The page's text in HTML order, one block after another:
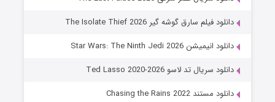
قسمت۱۴ (زیرنویس) منتشر شد
دانلود فیلم سارق گوشه گیر The Isolate Thief 2026
دانلود انیمیشن Star Wars: The Ninth Jedi 2026
دانلود سریال تد لاسو Ted Lasso 2020-2026
دانلود مستند Chasing the Rains 2022